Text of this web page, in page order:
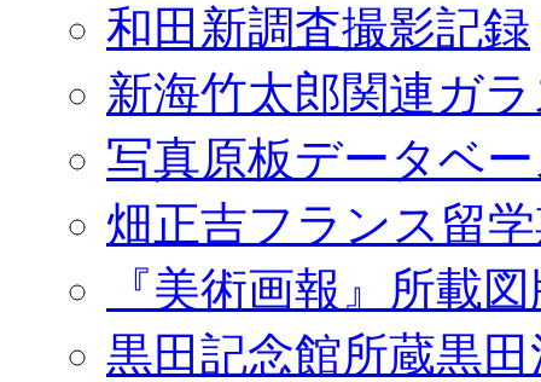
和田新調査撮影記録
新海竹太郎関連ガ
写真原板データベ
畑正吉フランス留
『美術画報』所載
黒田記念館所蔵黒